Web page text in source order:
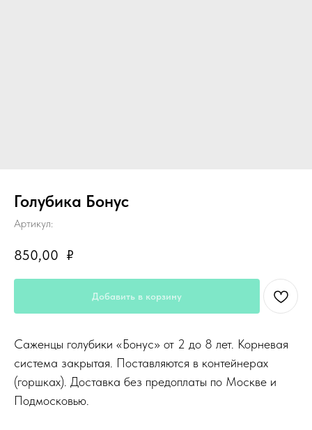
Голубика Бонус
Артикул:
850,00 ₽
Добавить в корзину
Саженцы голубики «Бонус» от 2 до 8 лет. Корневая
система закрытая. Поставляются в контейнерах
(горшках). Доставка без предоплаты по Москве и
Подмосковью.